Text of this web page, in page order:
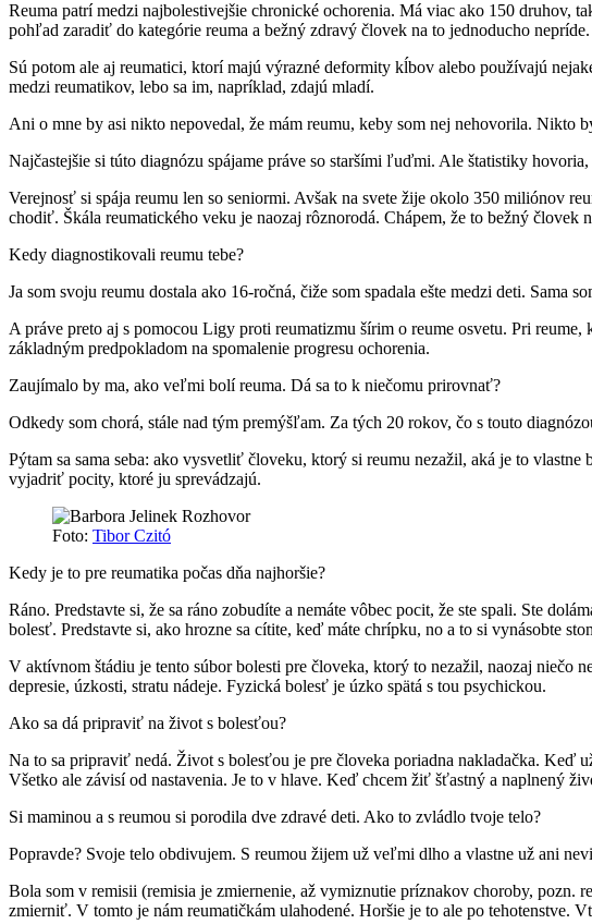
Reuma patrí medzi najbolestivejšie chronické ochorenia. Má viac ako 150 druhov,
pohľad zaradiť do kategórie reuma a bežný zdravý človek na to jednoducho nepríde.
Sú potom ale aj reumatici, ktorí majú výrazné deformity kĺbov alebo používajú
medzi reumatikov, lebo sa im, napríklad, zdajú mladí.
Ani o mne by asi nikto nepovedal, že mám reumu, keby som nej nehovorila. Nikto
Najčastejšie si túto diagnózu spájame práve so staršími ľuďmi. Ale štatistiky
Verejnosť si spája reumu len so seniormi. Avšak na svete žije okolo 350 miliónov
chodiť. Škála reumatického veku je naozaj rôznorodá. Chápem, že to bežný človek
Kedy diagnostikovali reumu tebe?
Ja som svoju reumu dostala ako 16-ročná, čiže som spadala ešte medzi deti.
A práve preto aj s pomocou Ligy proti reumatizmu šírim o reume osvetu. Pri
základným predpokladom na spomalenie progresu ochorenia.
Zaujímalo by ma, ako veľmi bolí reuma. Dá sa to k niečomu prirovnať?
Odkedy som chorá, stále nad tým premýšľam. Za tých 20 rokov, čo s touto
Pýtam sa sama seba: ako vysvetliť človeku, ktorý si reumu nezažil, aká je to
vyjadriť pocity, ktoré ju sprevádzajú.
Foto: Tibor Czitó
Kedy je to pre reumatika počas dňa najhoršie?
Ráno. Predstavte si, že sa ráno zobudíte a nemáte vôbec pocit, že ste spali. Ste
bolesť. Predstavte si, ako hrozne sa cítite, keď máte chrípku, no a to si vynásobte
V aktívnom štádiu je tento súbor bolesti pre človeka, ktorý to nezažil, naozaj niečo
depresie, úzkosti, stratu nádeje. Fyzická bolesť je úzko spätá s tou psychickou.
Ako sa dá pripraviť na život s bolesťou?
Na to sa pripraviť nedá. Život s bolesťou je pre človeka poriadna nakladačka. Keď
Všetko ale závisí od nastavenia. Je to v hlave. Keď chcem žiť šťastný a naplnený
Si maminou a s reumou si porodila dve zdravé deti. Ako to zvládlo tvoje telo?
Popravde? Svoje telo obdivujem. S reumou žijem už veľmi dlho a vlastne už ani
Bola som v remisii (remisia je zmiernenie, až vymiznutie príznakov choroby, pozn.
zmierniť. V tomto je nám reumatičkám ulahodené. Horšie je to ale po tehotenstve.